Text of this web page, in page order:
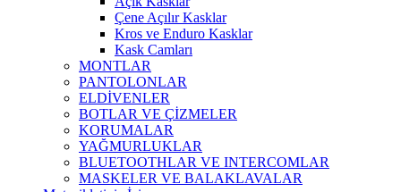
Çene Açılır Kasklar
Kros ve Enduro Kasklar
Kask Camları
MONTLAR
PANTOLONLAR
ELDİVENLER
BOTLAR VE ÇİZMELER
KORUMALAR
YAĞMURLUKLAR
BLUETOOTHLAR VE INTERCOMLAR
MASKELER VE BALAKLAVALAR